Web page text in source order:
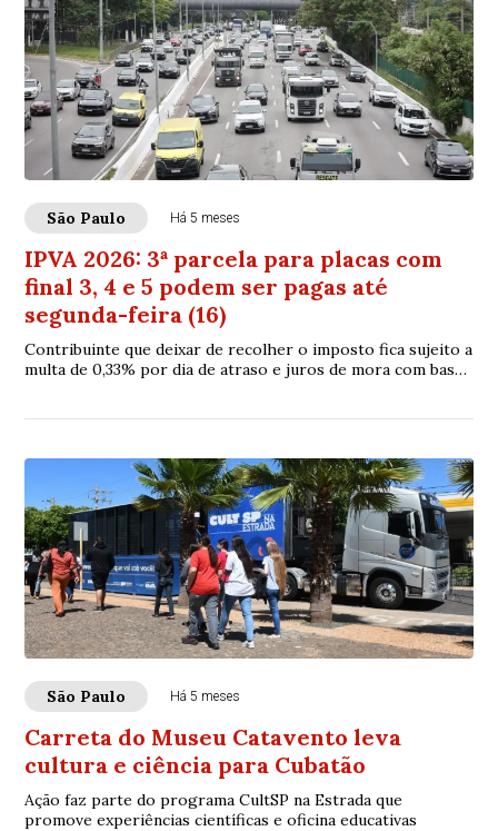
São Paulo Há 5 meses
IPVA 2026: 3ª parcela para placas com
final 3, 4 e 5 podem ser pagas até
segunda-feira (16)
Contribuinte que deixar de recolher o imposto fica sujeito a
multa de 0,33% por dia de atraso e juros de mora com base
São Paulo Há 5 meses
Carreta do Museu Catavento leva
cultura e ciência para Cubatão
Ação faz parte do programa CultSP na Estrada que
promove experiências científicas e oficina educativas